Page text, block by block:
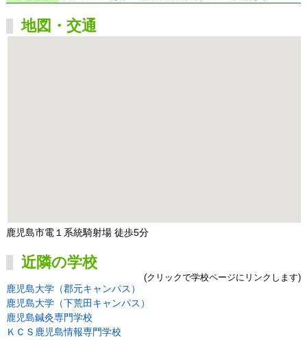
地図・交通
鹿児島市電１系統騎射場 徒歩5分
近隣の学校
(クリックで学校ページにリンクします)
鹿児島大学（郡元キャンパス）
鹿児島大学（下荒田キャンパス）
鹿児島鍼灸専門学校
ＫＣＳ鹿児島情報専門学校